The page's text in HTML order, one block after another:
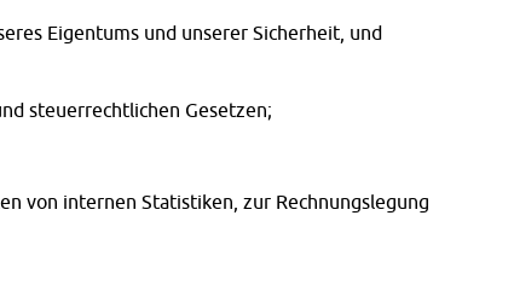
Eigentums und unserer Sicherheit, und
steuerrechtlichen Gesetzen;
von internen Statistiken, zur Rechnungslegung